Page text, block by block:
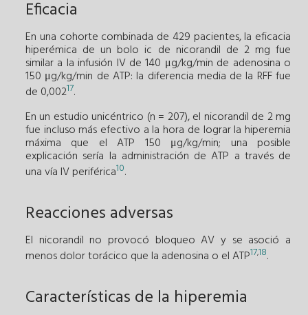
Eficacia
En una cohorte combinada de 429 pacientes, la eficacia
hiperémica de un bolo ic de nicorandil de 2 mg fue
similar a la infusión IV de 140 μg/kg/min de adenosina o
150 μg/kg/min de ATP: la diferencia media de la RFF fue
de 0,00217.
En un estudio unicéntrico (n = 207), el nicorandil de 2 mg
fue incluso más efectivo a la hora de lograr la hiperemia
máxima que el ATP 150 μg/kg/min; una posible
explicación sería la administración de ATP a través de
una vía IV periférica10.
Reacciones adversas
El nicorandil no provocó bloqueo AV y se asoció a
menos dolor torácico que la adenosina o el ATP17,18.
Características de la hiperemia